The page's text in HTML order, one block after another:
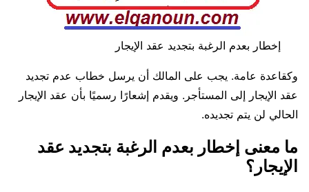
إخطار بعدم الرغبة بتجديد عقد الإيجار
وكقاعدة عامة. يجب على المالك أن يرسل خطاب عدم تجديد
عقد الإيجار إلى المستأجر. ويقدم إشعارًا رسميًا بأن عقد الإيجار
الحالي لن يتم تجديده.
ما معنى إخطار بعدم الرغبة بتجديد عقد
الإيجار؟